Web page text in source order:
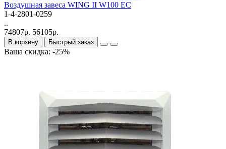
Bоздушная завеса WING II W100 EC
1-4-2801-0259
..
74807р. 56105р.
В корзину Быстрый заказ
Ваша скидка: -25%